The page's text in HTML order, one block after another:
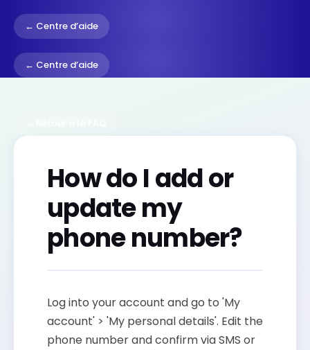
← Centre d’aide
← Centre d’aide
How do I add or
update my
phone number?
Log into your account and go to 'My
account' > 'My personal details'. Edit the
phone number and confirm via SMS or